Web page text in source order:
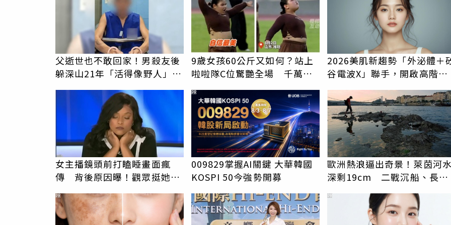
父逝世也不敢回家！男殺友後
躲深山21年「活得像野人」
9歲女孩60公斤又如何？站上
啦啦隊C位驚艷全場 千萬網
2026美肌新趨勢「外泌體＋
谷電波X」聯手，開啟高階養
女主播鏡頭前打瞌睡畫面瘋
傳 背後原因曝！觀眾挺她：
009829掌握AI關鍵 大華韓國
KOSPI 50今強勢開募
PR
歐洲熱浪逼出奇景！萊茵河
深剩19cm 二戰沉船、長毛
PR PR